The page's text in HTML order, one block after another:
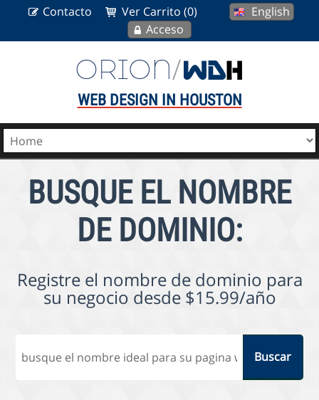
English
Contacto
Ver Carrito (0)
Acceso
WEB DESIGN IN HOUSTON
BUSQUE EL NOMBRE
DE DOMINIO:
Registre el nombre de dominio para
su negocio desde $15.99/año